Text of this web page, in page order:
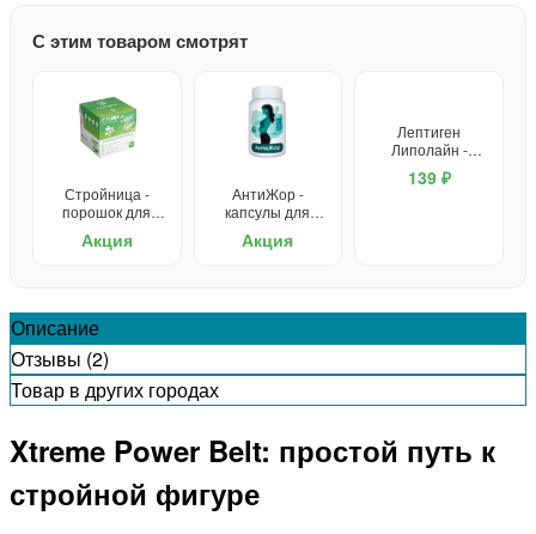
С этим товаром смотрят
Стройница -
порошок для
Акция
АнтиЖор -
капсулы для
Акция
Лептиген
Липолайн -
капсулы для
похудения
139 ₽
Описание
Отзывы (2)
Товар в других городах
Xtreme Power Belt: простой путь к
стройной фигуре